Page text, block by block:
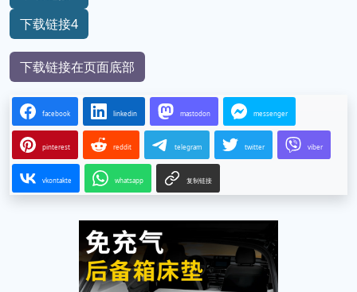
下载链接4
下载链接在页面底部
facebook linkedin mastodon messenger
pinterest reddit telegram twitter viber
vkontakte whatsapp 复制链接